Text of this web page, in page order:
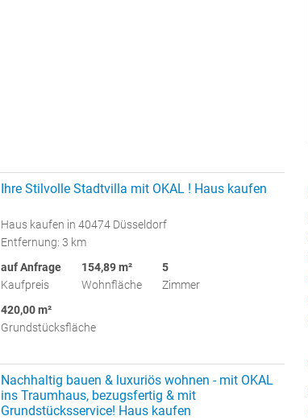
Ihre Stilvolle Stadtvilla mit OKAL ! Haus kaufen
Haus kaufen in 40474 Düsseldorf
Entfernung: 3 km
auf Anfrage
Kaufpreis
154,89 m²
Wohnfläche
5
Zimmer
420,00 m²
Grundstücksfläche
Nachhaltig bauen & luxuriös wohnen - mit OKAL
ins Traumhaus, bezugsfertig & mit
Grundstücksservice! Haus kaufen